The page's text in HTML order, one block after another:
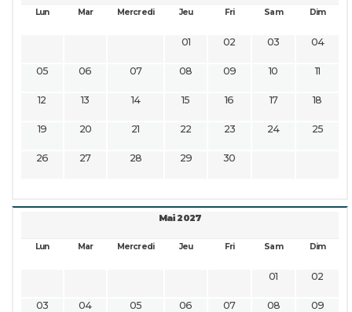
Lun Mar Mercredi Jeu Fri Sam Dim
01 02 03 04
05 06 07 08 09 10 11
12 13 14 15 16 17 18
19 20 21 22 23 24 25
26 27 28 29 30
Mai 2027
Lun Mar Mercredi Jeu Fri Sam Dim
01 02
03 04 05 06 07 08 09